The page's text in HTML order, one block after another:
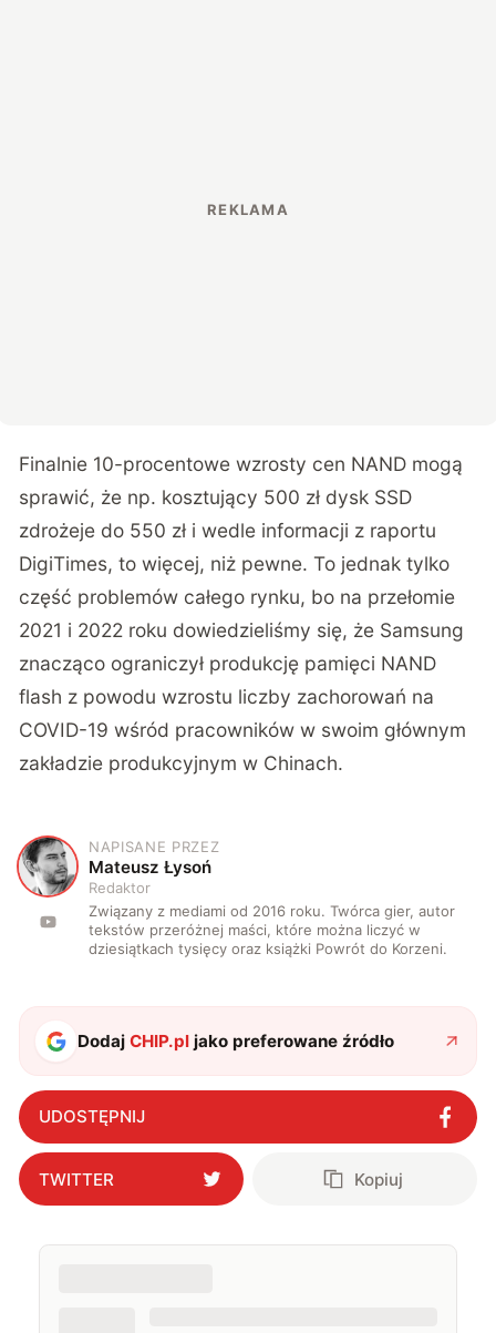
Finalnie 10-procentowe wzrosty cen NAND mogą
sprawić, że np. kosztujący 500 zł dysk SSD
zdrożeje do 550 zł i wedle informacji z raportu
DigiTimes, to więcej, niż pewne. To jednak tylko
część problemów całego rynku, bo na przełomie
2021 i 2022 roku dowiedzieliśmy się, że Samsung
znacząco ograniczył produkcję pamięci NAND
flash z powodu wzrostu liczby zachorowań na
COVID-19 wśród pracowników w swoim głównym
zakładzie produkcyjnym w Chinach.
M
NAPISANE PRZEZ
Mateusz Łysoń
Redaktor
Związany z mediami od 2016 roku. Twórca gier, autor
tekstów przeróżnej maści, które można liczyć w
dziesiątkach tysięcy oraz książki Powrót do Korzeni.
DodajCHIP.pl jako preferowane źródło
UDOSTĘPNIJ
TWITTER Kopiuj